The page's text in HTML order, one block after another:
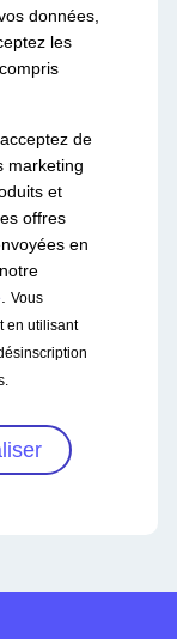
données,
les
de
marketing
et
offres
en
. Vous
en utilisant